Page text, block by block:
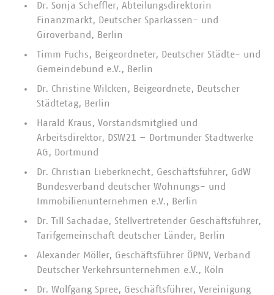
Dr. Sonja Scheffler, Abteilungsdirektorin
Finanzmarkt, Deutscher Sparkassen- und
Giroverband, Berlin
Timm Fuchs, Beigeordneter, Deutscher Städte- und
Gemeindebund e.V., Berlin
Dr. Christine Wilcken, Beigeordnete, Deutscher
Städtetag, Berlin
Harald Kraus, Vorstandsmitglied und
Arbeitsdirektor, DSW21 – Dortmunder Stadtwerke
AG, Dortmund
Dr. Christian Lieberknecht, Geschäftsführer, GdW
Bundesverband deutscher Wohnungs- und
Immobilienunternehmen e.V., Berlin
Dr. Till Sachadae, Stellvertretender Geschäftsführer,
Tarifgemeinschaft deutscher Länder, Berlin
Alexander Möller, Geschäftsführer ÖPNV, Verband
Deutscher Verkehrsunternehmen e.V., Köln
Dr. Wolfgang Spree, Geschäftsführer, Vereinigung